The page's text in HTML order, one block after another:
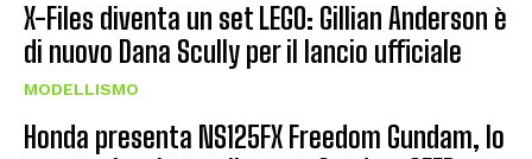
X-Files diventa un set LEGO: Gillian Anderson è
di nuovo Dana Scully per il lancio ufficiale
MODELLISMO
Honda presenta NS125FX Freedom Gundam, lo